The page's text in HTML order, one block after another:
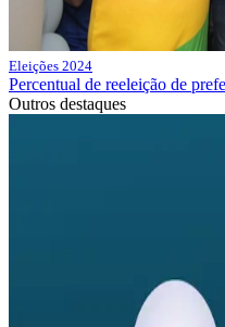
Eleições 2024
Percentual de reeleição de
Outros destaques